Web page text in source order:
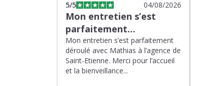
5/5 04/08/2026
Mon entretien s’est
parfaitement…
Mon entretien s’est parfaitement
déroulé avec Mathias à l’agence de
Saint-Etienne. Merci pour l’accueil
et la bienveillance...